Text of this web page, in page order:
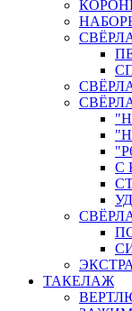
С
ТАКЕЛАЖ